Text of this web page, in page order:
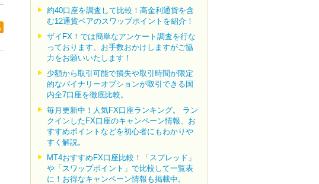
約40口座を調査して比較！高金利通貨を含
む12通貨ペアのスワップポイントを紹介！
ザイFX！では簡単なアンケート調査を行な
っております。お手数おかけしますがご協
力をお願いいたします！
少額から取引可能で損失や取引時間が限定
的なバイナリーオプションが取引できる国
内全7口座を徹底比較。
毎月更新中！人気FX口座ランキング。 ラン
クインしたFX口座のキャンペーン情報、お
すすめポイントなどを初心者にもわかりや
すく解説。
MT4おすすめFX口座比較！「スプレッド」
や「スワップポイント」で比較して一覧表
に！お得なキャンペーン情報も掲載中。